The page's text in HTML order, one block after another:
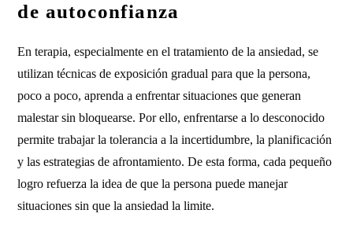
de autoconfianza
En terapia, especialmente en el tratamiento de la ansiedad, se
utilizan técnicas de exposición gradual para que la persona,
poco a poco, aprenda a enfrentar situaciones que generan
malestar sin bloquearse. Por ello, enfrentarse a lo desconocido
permite trabajar la tolerancia a la incertidumbre, la planificación
y las estrategias de afrontamiento. De esta forma, cada pequeño
logro refuerza la idea de que la persona puede manejar
situaciones sin que la ansiedad la limite.